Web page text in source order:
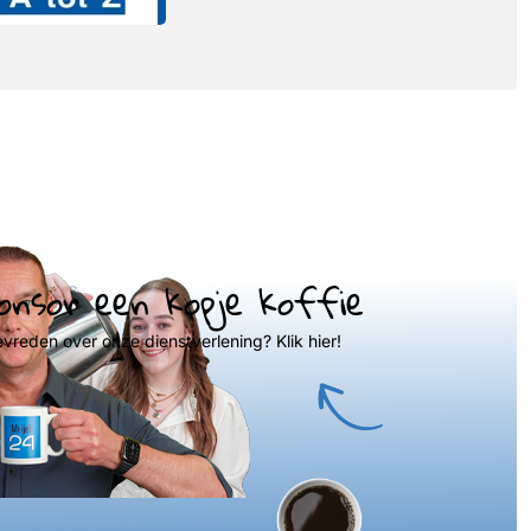
een kopje koffie
over onze dienstverlening? Klik hier!